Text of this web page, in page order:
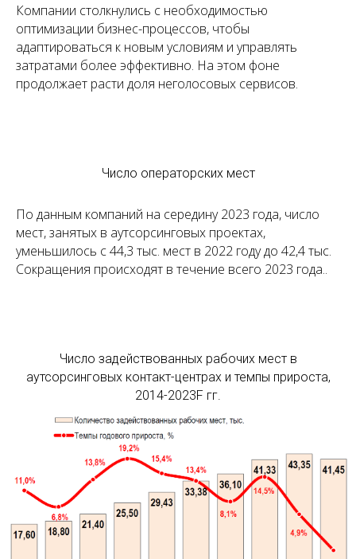
Компании столкнулись с необходимостью
оптимизации бизнес-процессов, чтобы
адаптироваться к новым условиям и управлять
затратами более эффективно. На этом фоне
продолжает расти доля неголосовых сервисов.
Число операторских мест
По данным компаний на середину 2023 года, число
мест, занятых в аутсорсинговых проектах,
уменьшилось с 44,3 тыс. мест в 2022 году до 42,4 тыс.
Сокращения происходят в течение всего 2023 года..
Число задействованных рабочих мест в
аутсорсинговых контакт-центрах и темпы прироста,
2014-2023F гг.